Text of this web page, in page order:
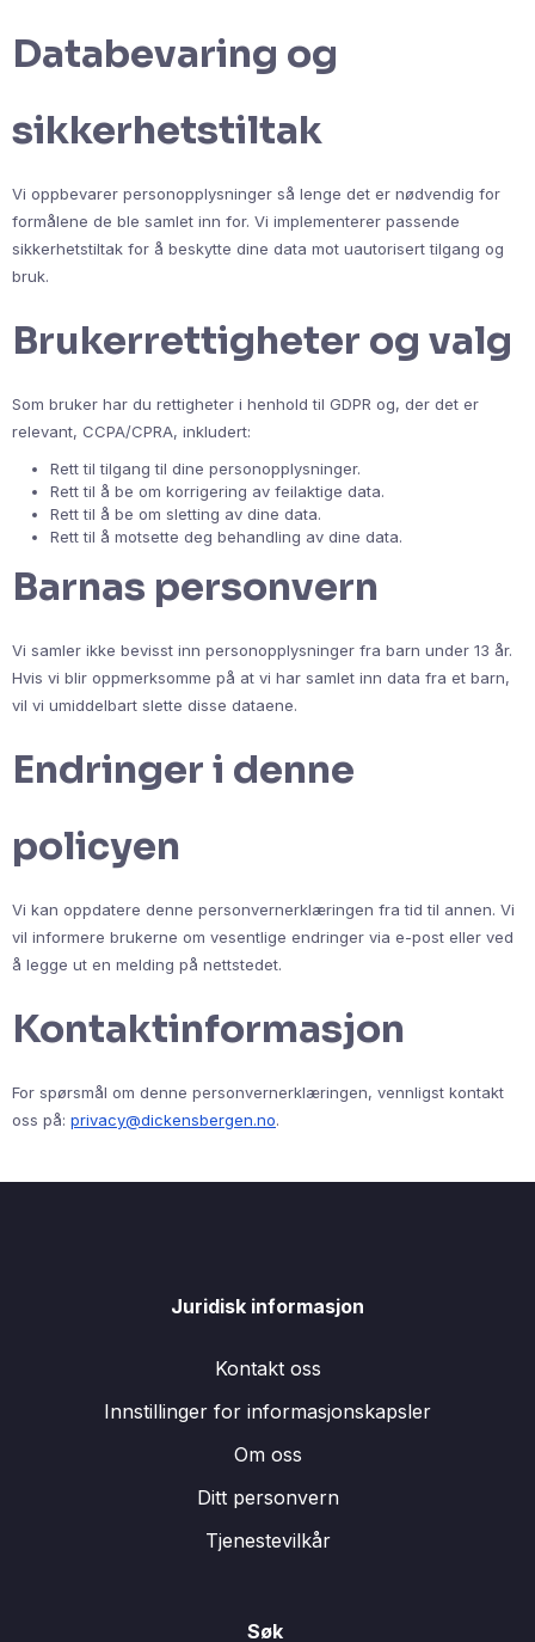
Databevaring og
sikkerhetstiltak
Vi oppbevarer personopplysninger så lenge det er nødvendig for
formålene de ble samlet inn for. Vi implementerer passende
sikkerhetstiltak for å beskytte dine data mot uautorisert tilgang og
bruk.
Brukerrettigheter og valg
Som bruker har du rettigheter i henhold til GDPR og, der det er
relevant, CCPA/CPRA, inkludert:
Rett til tilgang til dine personopplysninger.
Rett til å be om korrigering av feilaktige data.
Rett til å be om sletting av dine data.
Rett til å motsette deg behandling av dine data.
Barnas personvern
Vi samler ikke bevisst inn personopplysninger fra barn under 13 år.
Hvis vi blir oppmerksomme på at vi har samlet inn data fra et barn,
vil vi umiddelbart slette disse dataene.
Endringer i denne
policyen
Vi kan oppdatere denne personvernerklæringen fra tid til annen. Vi
vil informere brukerne om vesentlige endringer via e-post eller ved
å legge ut en melding på nettstedet.
Kontaktinformasjon
For spørsmål om denne personvernerklæringen, vennligst kontakt
oss på: privacy@dickensbergen.no.
Juridisk informasjon
Kontakt oss
Innstillinger for informasjonskapsler
Om oss
Ditt personvern
Tjenestevilkår
Søk